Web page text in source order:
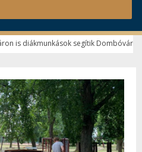
is diákmunkások segítik Dombóvár